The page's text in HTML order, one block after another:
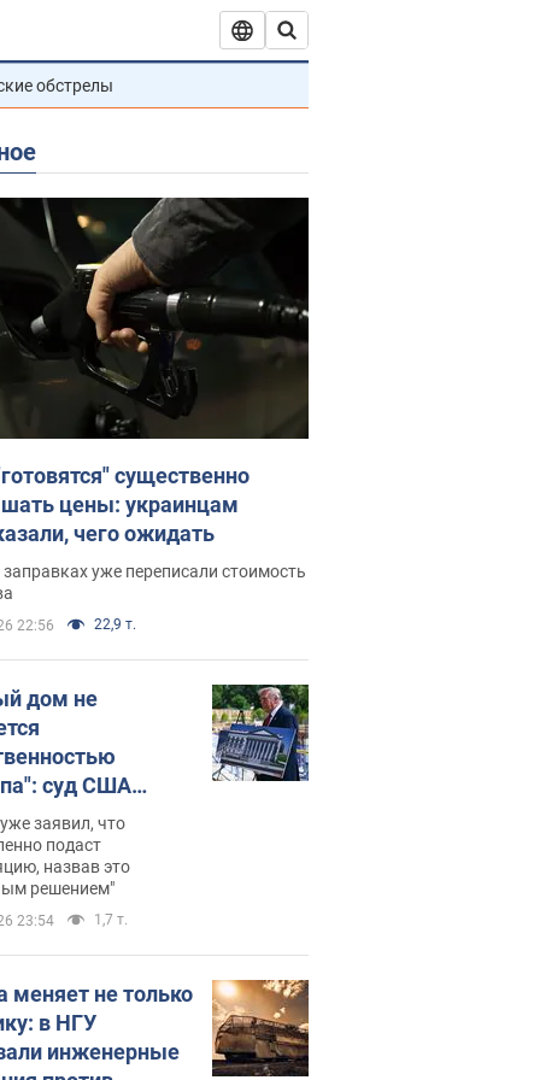
обстрелы
существенно
цены: украинцам
чего ожидать
уже переписали стоимость
22:56 22,9 т.
дом не
суд США
зала
400 млн
заявил, что
подаст
назвав это
решением"
23:54 1,7 т.
меняет не только
в НГУ
инженерные